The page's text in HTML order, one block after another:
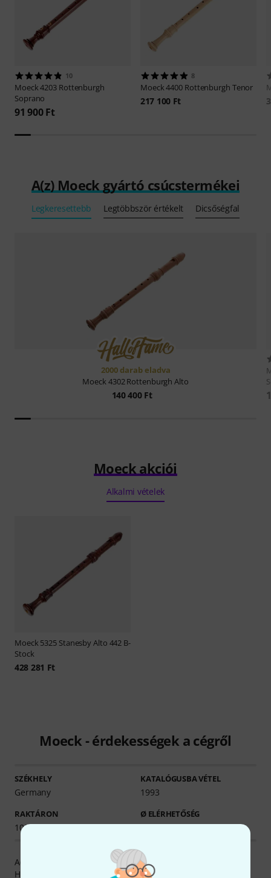
10
Moeck4203 Rottenburgh
Soprano
91 900 Ft
8
Moeck4400 Rottenburgh Tenor
217 100 Ft
A(z) Moeck gyártó csúcstermékei
Legkeresettebb Legtöbbször értékelt Dicsőségfal
2000 darab eladva
Moeck4302 Rottenburgh Alto
140 400 Ft
Moeck akciói
Alkalmi vételek
Moeck5325 Stanesby Alto 442 B-
Stock
428 281 Ft
Moeck - érdekességek a cégről
SZÉKHELY
Germany
KATALÓGUSBA VÉTEL
1993
RAKTÁRON
100+
Ø ELÉRHETŐSÉG
96.09% (1 év)
A(z) Moeck Musikinstrumente + Verlag GmbH vállalatot
Hermann Johannes Moeck alapította az 1930. évben. A